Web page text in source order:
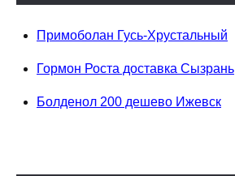
Примоболан Гусь-Хрустальный
Гормон Роста доставка Сызрань
Болденол 200 дешево Ижевск